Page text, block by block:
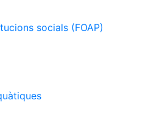
socials (FOAP)